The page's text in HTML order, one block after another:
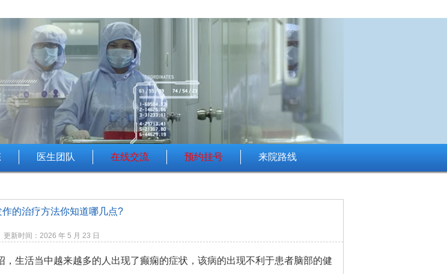
医生团队 在线交流 预约挂号 来院路线
的治疗方法你知道哪几点?
更新时间：2026 年 5 月 23 日
活当中越来越多的人出现了癫痫的症状，该病的出现不利于患者脑部的健